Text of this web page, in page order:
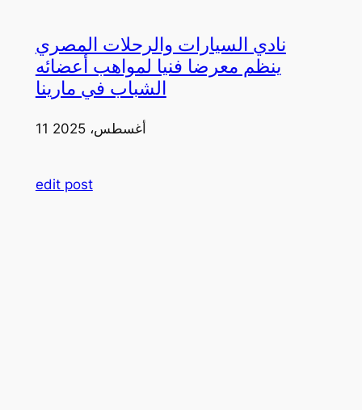
نادي السيارات والرحلات المصري
ينظم معرضا فنيا لمواهب أعضائه
الشباب في مارينا
11 أغسطس، 2025
edit post